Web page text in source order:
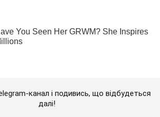
канал і подивись, що відбудеться
далі!